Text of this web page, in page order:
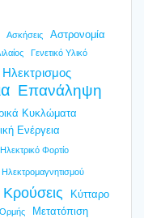
Ασκήσεις
Αστρονομία
Γενετικό Υλικό
Επανάληψη
Κυκλώματα
Ενέργεια
Ηλεκτρικό Φορτίο
Ηλεκτρομαγνητισμού
Κρούσεις Κύτταρο
Μετατόπιση